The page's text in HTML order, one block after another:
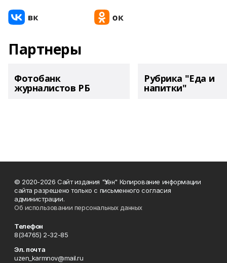
Партнеры
Фотобанк
журналистов РБ
Рубрика "Еда и
напитки"
© 2020-2026 Сайт издания "Үзән" Копирование информации
сайта разрешено только с письменного согласия
администрации.
Об использовании персональных данных
Телефон
8(34765) 2-32-85
Эл. почта
uzen_karmnov@mail.ru